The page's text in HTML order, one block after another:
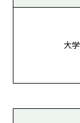
大学